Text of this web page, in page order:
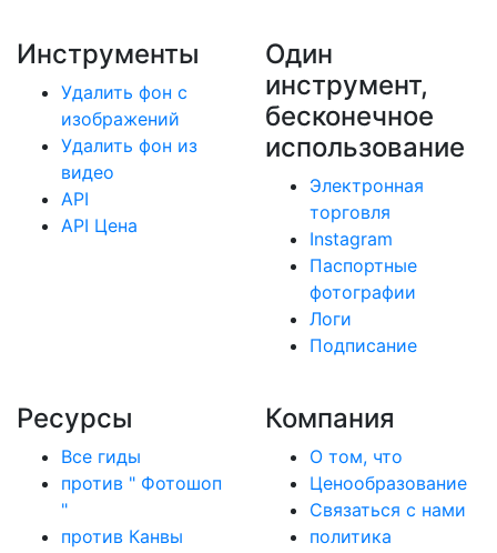
Инструменты
Удалить фон с
изображений
Удалить фон из
видео
API
API Цена
Один
инструмент,
бесконечное
использование
Электронная
торговля
Instagram
Паспортные
фотографии
Логи
Подписание
Ресурсы
Все гиды
против " Фотошоп
"
против Канвы
Компания
О том, что
Ценообразование
Связаться с нами
политика